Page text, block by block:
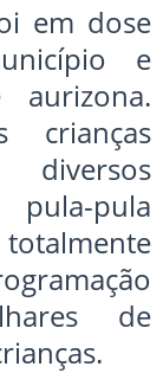
em dose
e
crianças
pula
de